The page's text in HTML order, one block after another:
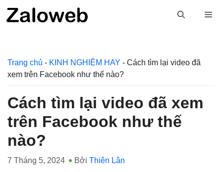
đến
Trang chủ - KINH NGHIỆM HAY - Cách tìm lại video đã
xem trên Facebook như thế nào?
Cách tìm lại video đã xem
trên Facebook như thế
nào?
7 Tháng 5, 2024 Bởi Thiên Lân